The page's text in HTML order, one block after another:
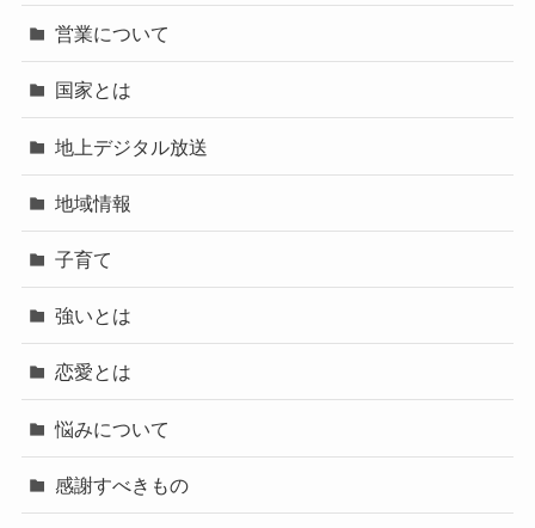
営業について
国家とは
地上デジタル放送
地域情報
子育て
強いとは
恋愛とは
悩みについて
感謝すべきもの